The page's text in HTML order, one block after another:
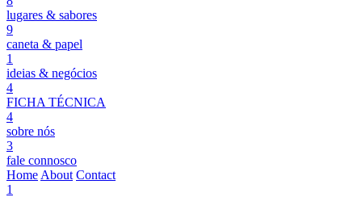
lugares & sabores
9
caneta & papel
1
ideias & negócios
4
FICHA TÉCNICA
4
sobre nós
3
fale connosco
Home About Contact
1